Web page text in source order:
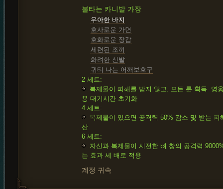
불타는 카니발 가장
우아한 바지
호사로운 가면
호화로운 장갑
세련된 조끼
화려한 신발
귀티 나는 어깨보호구
2 세트:
복제물이 피해를 받지 않고, 모든 룬 획득. 영
용 대기시간 초기화
4 세트:
복제물이 있으면 공격력 50% 감소 및 받는 피
산
6 세트:
자신과 복제물이 시전한 뼈 창의 공격력
는 효과 세 배로 적용
계정 귀속